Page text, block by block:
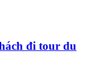
đi tour du